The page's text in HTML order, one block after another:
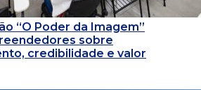
“O Poder da Imagem”
sobre
credibilidade e valor